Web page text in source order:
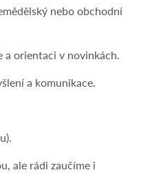
nebo obchodní
a orientaci v novinkách.
a komunikace.
ale rádi zaučíme i